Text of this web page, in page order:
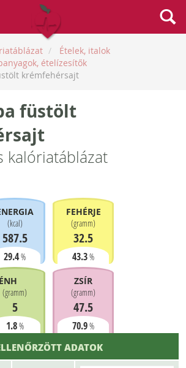
Ételek, italok
ételízesítők
krémfehérsajt
füstölt
kalóriatáblázat
(kcal)
587.5
29.4%
FEHÉRJE
(gramm)
32.5
43.3%
(gramm)
5
1.8%
ZSÍR
(gramm)
47.5
70.9%
ADATOK